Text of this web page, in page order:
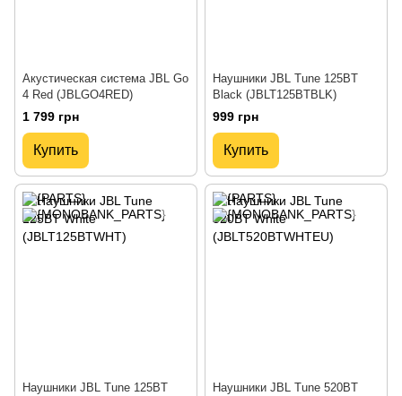
Акустическая система JBL Go
4 Red (JBLGO4RED)
1 799 грн
Купить
Наушники JBL Tune 125BT
Black (JBLT125BTBLK)
999 грн
Купить
Наушники JBL Tune 125BT
Наушники JBL Tune 520BT